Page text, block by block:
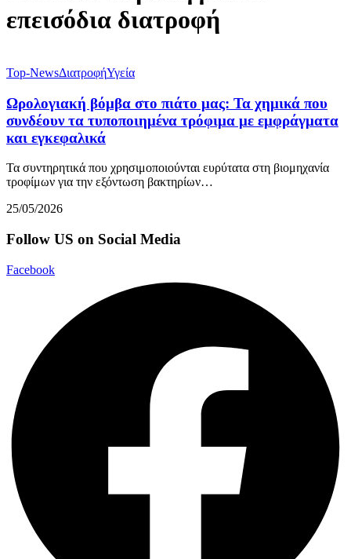
επεισόδια διατροφή
Top-NewsΔιατροφήΥγεία
Ωρολογιακή βόμβα στο πιάτο μας: Τα χημικά που
συνδέουν τα τυποποιημένα τρόφιμα με εμφράγματα
και εγκεφαλικά
Τα συντηρητικά που χρησιμοποιούνται ευρύτατα στη βιομηχανία
τροφίμων για την εξόντωση βακτηρίων…
25/05/2026
Follow US on Social Media
Facebook